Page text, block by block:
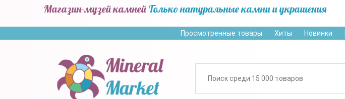
Магазин-музей камней Только натуральные камни и украшения
Просмотренные товары Хиты Новинки